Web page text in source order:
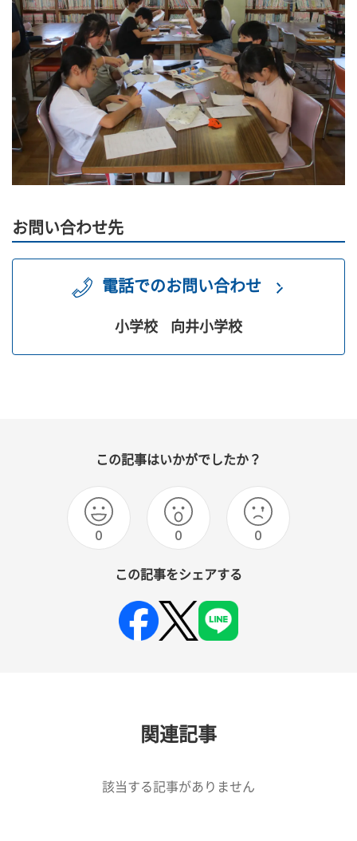
お問い合わせ先
電話でのお問い合わせ
小学校 向井小学校
この記事はいかがでしたか？
0 0 0
この記事をシェアする
関連記事
該当する記事がありません